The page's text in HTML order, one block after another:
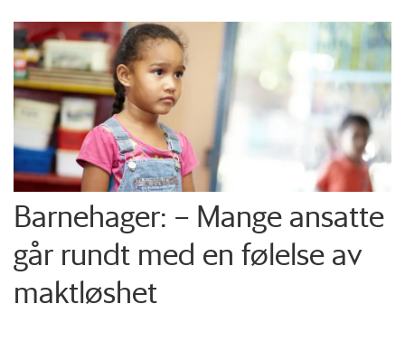
Barnehager: – Mange ansatte
går rundt med en følelse av
maktløshet